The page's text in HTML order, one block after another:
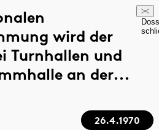
wird der
Turnhallen und
an der...
26.4.1970